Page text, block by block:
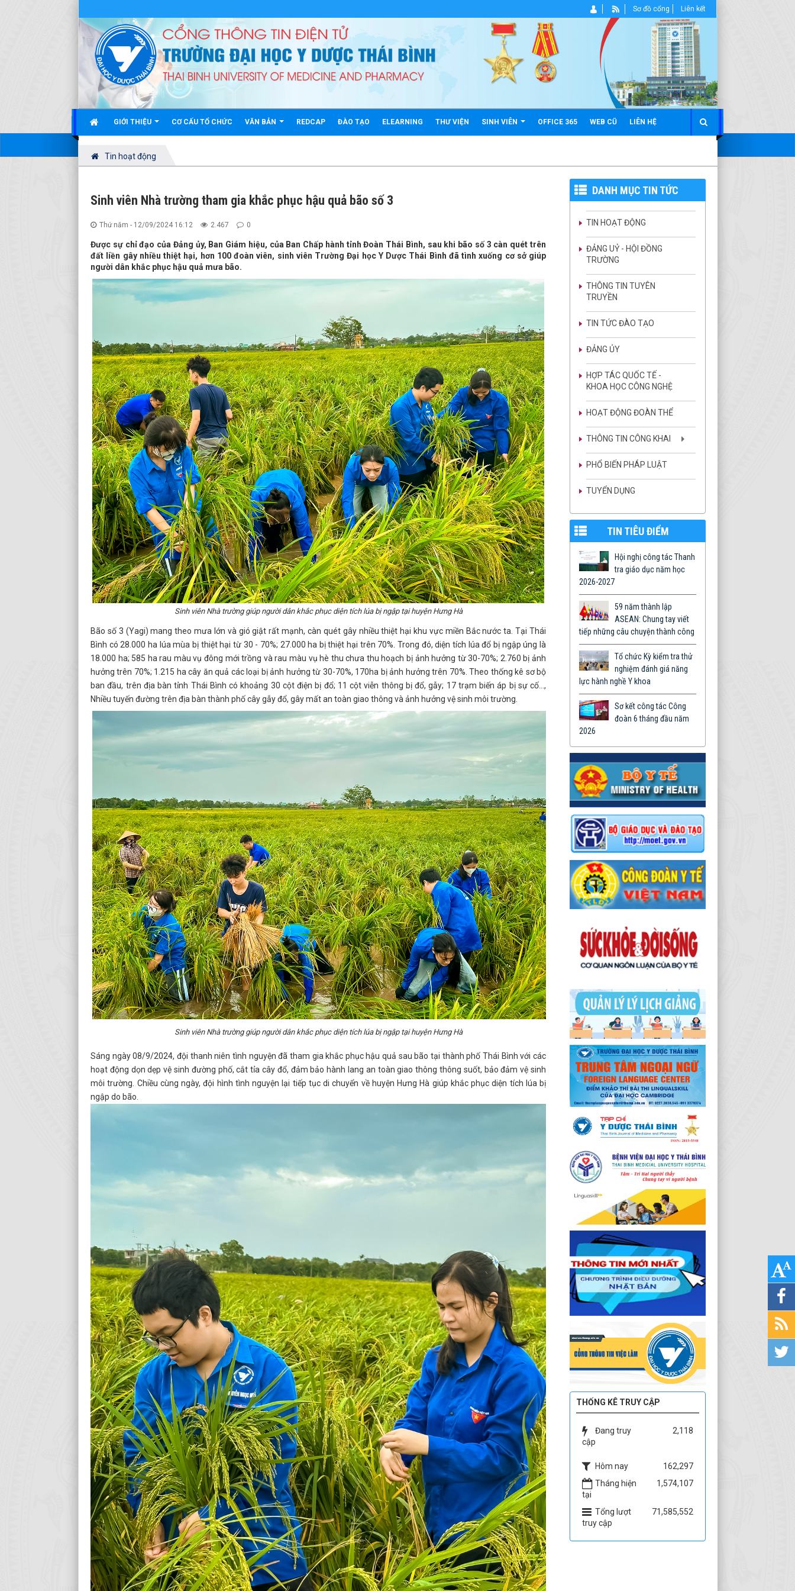
GIỚI THIỆU CƠ CẤU TỔ CHỨC VĂN BẢN REDCAP ĐÀO TẠO ELEARNING THƯ VIỆN SINH VIÊN OFFICE 365 WEB CŨ LIÊN HỆ
Sơ đồ cổng Liên kết
Tin hoạt động
Sinh viên Nhà trường tham gia khắc phục hậu quả bão số 3
Thứ năm - 12/09/2024 16:12 2.467 0
Được sự chỉ đạo của Đảng ủy, Ban Giám hiệu, của Ban Chấp hành tỉnh Đoàn Thái Bình, sau khi bão số 3 càn quét trên
đất liền gây nhiều thiệt hại, hơn 100 đoàn viên, sinh viên Trường Đại học Y Dược Thái Bình đã tình xuống cơ sở giúp
người dân khắc phục hậu quả mưa bão.
Sinh viên Nhà trường giúp người dân khắc phục diện tích lúa bị ngập tại huyện Hưng Hà
Bão số 3 (Yagi) mang theo mưa lớn và gió giật rất mạnh, càn quét gây nhiều thiệt hại khu vực miền Bắc nước ta. Tại Thái
Bình có 28.000 ha lúa mùa bị thiệt hại từ 30 - 70%; 27.000 ha bị thiệt hại trên 70%. Trong đó, diện tích lúa đổ bị ngập úng là
18.000 ha; 585 ha rau màu vụ đông mới trồng và rau màu vụ hè thu chưa thu hoạch bị ảnh hưởng từ 30-70%; 2.760 bị ảnh
hưởng trên 70%; 1.215 ha cây ăn quả các loại bị ảnh hưởng từ 30-70%, 170ha bị ảnh hưởng trên 70%. Theo thống kê sơ bộ
ban đầu, trên địa bàn tỉnh Thái Bình có khoảng 30 cột điện bị đổ; 11 cột viễn thông bị đổ, gẫy; 17 trạm biến áp bị sự cố…,
Nhiều tuyến đường trên địa bàn thành phố cây gẫy đổ, gây mất an toàn giao thông và ảnh hưởng vệ sinh môi trường.
Sinh viên Nhà trường giúp người dân khắc phục diện tích lúa bị ngập tại huyện Hưng Hà
Sáng ngày 08/9/2024, đội thanh niên tình nguyện đã tham gia khắc phục hậu quả sau bão tại thành phố Thái Bình với các
hoạt động dọn dẹp vệ sinh đường phố, cắt tỉa cây đổ, đảm bảo hành lang an toàn giao thông thông suốt, bảo đảm vệ sinh
môi trường. Chiều cùng ngày, đội hình tình nguyện lại tiếp tục di chuyển về huyện Hưng Hà giúp khắc phục diện tích lúa bị
ngập do bão.
DANH MỤC TIN TỨC
TIN HOẠT ĐỘNG
ĐẢNG UỶ - HỘI ĐỒNG
TRƯỜNG
THÔNG TIN TUYÊN
TRUYỀN
TIN TỨC ĐÀO TẠO
ĐẢNG ỦY
HỢP TÁC QUỐC TẾ -
KHOA HỌC CÔNG NGHỆ
HOẠT ĐỘNG ĐOÀN THỂ
THÔNG TIN CÔNG KHAI
PHỔ BIẾN PHÁP LUẬT
TUYỂN DỤNG
TIN TIÊU ĐIỂM
Hội nghị công tác Thanh
tra giáo dục năm học
2026-2027
59 năm thành lập
ASEAN: Chung tay viết
tiếp những câu chuyện thành công
Tổ chức Kỳ kiểm tra thử
nghiệm đánh giá năng
lực hành nghề Y khoa
Sơ kết công tác Công
đoàn 6 tháng đầu năm
2026
THỐNG KÊ TRUY CẬP
Đang truy
cập
2,118
Hôm nay
162,297
Tháng hiện
tại
1,574,107
Tổng lượt
truy cập
71,585,552